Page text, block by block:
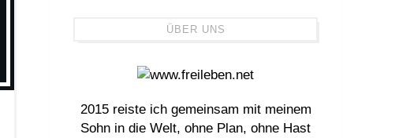
ÜBER UNS
2015 reiste ich gemeinsam mit meinem
Sohn in die Welt, ohne Plan, ohne Hast